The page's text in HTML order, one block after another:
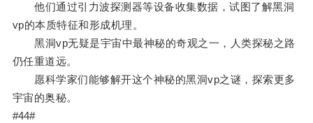
他们通过引力波探测器等设备收集数据，试图了解黑洞
vp的本质特征和形成机理。
黑洞vp无疑是宇宙中最神秘的奇观之一，人类探秘之路
仍任重道远。
愿科学家们能够解开这个神秘的黑洞vp之谜，探索更多
宇宙的奥秘。
#44#